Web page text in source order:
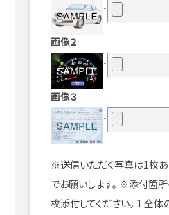
画像２
画像３
※送信いただく写真は1枚
でお願いします。 ※添付箇
枚添付してください。 1:全